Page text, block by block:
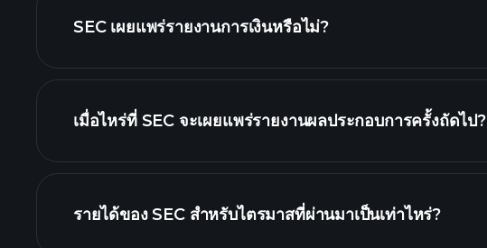
SEC เผยแพร่รายงานการเงินหรือไม่?
SEC รายงานการเงิน
เมื่อไหร่ที่ SEC จะเผยแพร่รายงานผลประกอบการครั้งถัดไป?
ปฏิทินผลประกอบการ
รายได้ของ SEC สำหรับไตรมาสที่ผ่านมาเป็นเท่าไหร่?